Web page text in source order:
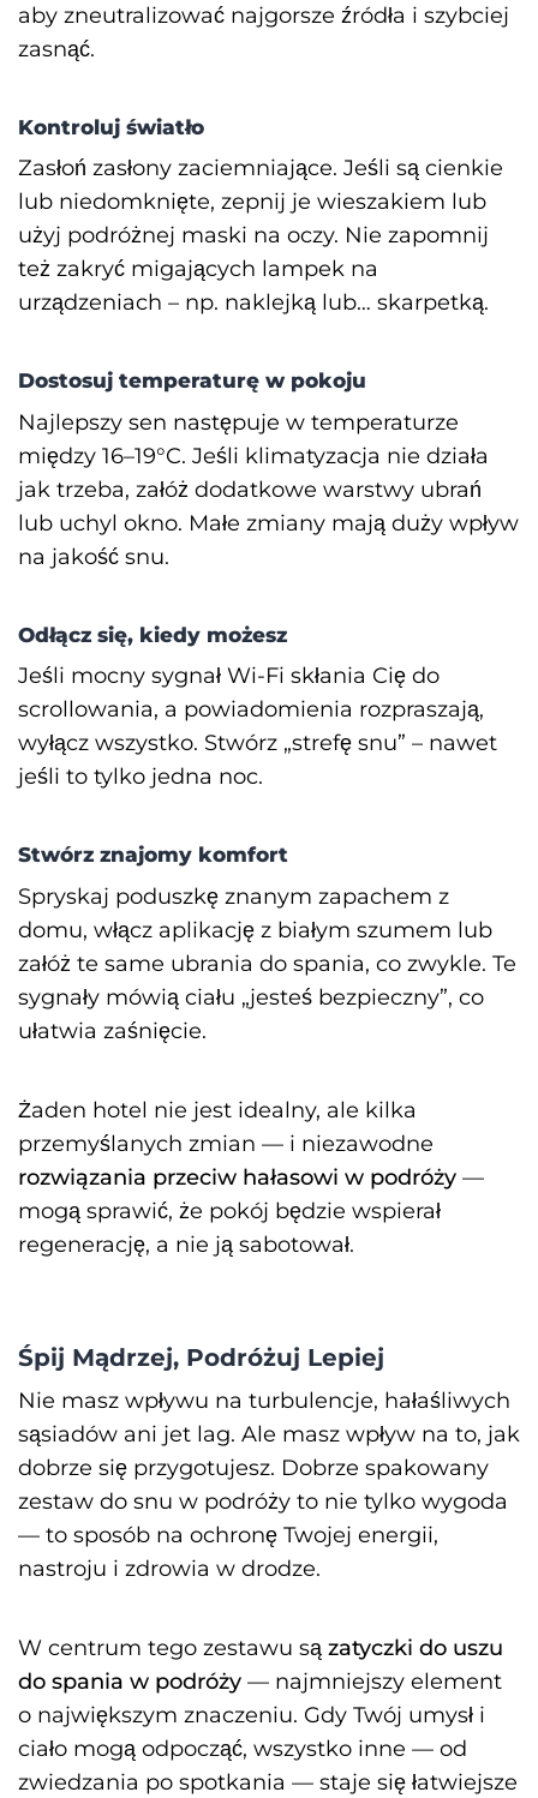
aby zneutralizować najgorsze źródła i szybciej
zasnąć.
Kontroluj światło
Zasłoń zasłony zaciemniające. Jeśli są cienkie
lub niedomknięte, zepnij je wieszakiem lub
użyj podróżnej maski na oczy. Nie zapomnij
też zakryć migających lampek na
urządzeniach – np. naklejką lub… skarpetką.
Dostosuj temperaturę w pokoju
Najlepszy sen następuje w temperaturze
między 16–19°C. Jeśli klimatyzacja nie działa
jak trzeba, załóż dodatkowe warstwy ubrań
lub uchyl okno. Małe zmiany mają duży wpływ
na jakość snu.
Odłącz się, kiedy możesz
Jeśli mocny sygnał Wi-Fi skłania Cię do
scrollowania, a powiadomienia rozpraszają,
wyłącz wszystko. Stwórz „strefę snu” – nawet
jeśli to tylko jedna noc.
Stwórz znajomy komfort
Spryskaj poduszkę znanym zapachem z
domu, włącz aplikację z białym szumem lub
załóż te same ubrania do spania, co zwykle. Te
sygnały mówią ciału „jesteś bezpieczny”, co
ułatwia zaśnięcie.
Żaden hotel nie jest idealny, ale kilka
przemyślanych zmian — i niezawodne
rozwiązania przeciw hałasowi w podróży —
mogą sprawić, że pokój będzie wspierał
regenerację, a nie ją sabotował.
Śpij Mądrzej, Podróżuj Lepiej
Nie masz wpływu na turbulencje, hałaśliwych
sąsiadów ani jet lag. Ale masz wpływ na to, jak
dobrze się przygotujesz. Dobrze spakowany
zestaw do snu w podróży to nie tylko wygoda
— to sposób na ochronę Twojej energii,
nastroju i zdrowia w drodze.
W centrum tego zestawu są zatyczki do uszu
do spania w podróży — najmniejszy element
o największym znaczeniu. Gdy Twój umysł i
ciało mogą odpocząć, wszystko inne — od
zwiedzania po spotkania — staje się łatwiejsze